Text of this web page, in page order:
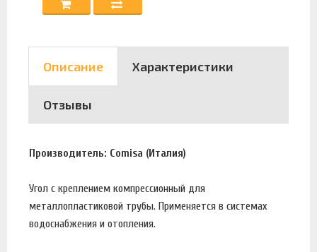
Описание Характеристики
Отзывы
Производитель: Comisa (Италия)
Угол с креплением компрессионный для
металлопластиковой трубы. Применяется в системах
водоснабжения и отопления.